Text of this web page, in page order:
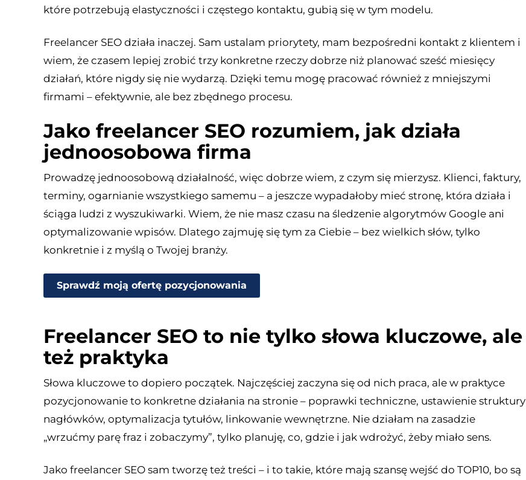
które potrzebują elastyczności i częstego kontaktu, gubią się w tym modelu.
Freelancer SEO działa inaczej. Sam ustalam priorytety, mam bezpośredni kontakt z klientem i
wiem, że czasem lepiej zrobić trzy konkretne rzeczy dobrze niż planować sześć miesięcy
działań, które nigdy się nie wydarzą. Dzięki temu mogę pracować również z mniejszymi
firmami – efektywnie, ale bez zbędnego procesu.
Jako freelancer SEO rozumiem, jak działa
jednoosobowa firma
Prowadzę jednoosobową działalność, więc dobrze wiem, z czym się mierzysz. Klienci, faktury,
terminy, ogarnianie wszystkiego samemu – a jeszcze wypadałoby mieć stronę, która działa i
ściąga ludzi z wyszukiwarki. Wiem, że nie masz czasu na śledzenie algorytmów Google ani
optymalizowanie wpisów. Dlatego zajmuję się tym za Ciebie – bez wielkich słów, tylko
konkretnie i z myślą o Twojej branży.
Sprawdź moją ofertę pozycjonowania
Freelancer SEO to nie tylko słowa kluczowe, ale
też praktyka
Słowa kluczowe to dopiero początek. Najczęściej zaczyna się od nich praca, ale w praktyce
pozycjonowanie to konkretne działania na stronie – poprawki techniczne, ustawienie struktury
nagłówków, optymalizacja tytułów, linkowanie wewnętrzne. Nie działam na zasadzie
„wrzućmy parę fraz i zobaczymy”, tylko planuję, co, gdzie i jak wdrożyć, żeby miało sens.
Jako freelancer SEO sam tworzę też treści – i to takie, które mają szansę wejść do TOP10, bo są